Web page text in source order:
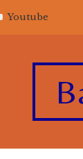
Youtube